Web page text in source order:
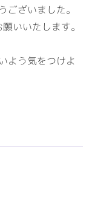
フブログ
報の保護
ざいました。
いいたします。
よう気をつけよ